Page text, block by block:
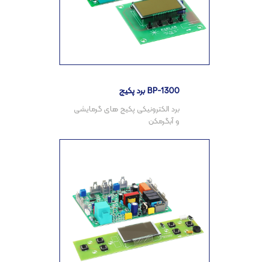
برد پکیج BP-1300
برد الکترونیکی پکیج های گرمایشی